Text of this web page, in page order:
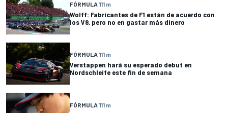
FÓRMULA 111 m
Wolff: Fabricantes de F1 están de acuerdo con
los V8, pero no en gastar más dinero
FÓRMULA 111 m
Verstappen hará su esperado debut en
Nordschleife este fin de semana
FÓRMULA 111 m